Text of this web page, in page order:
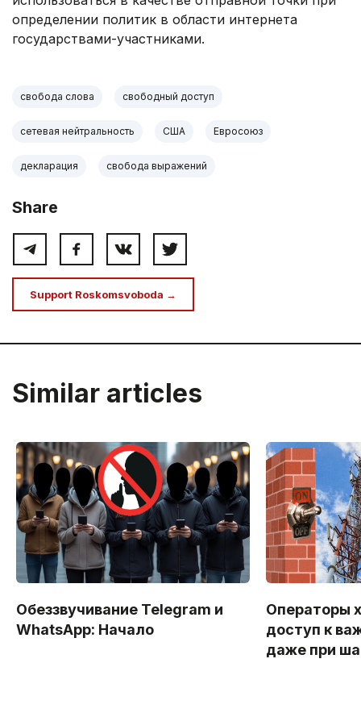
определении политик в области интернета
государствами-участниками.
свобода слова свободный доступ
сетевая нейтральность США Евросоюз
декларация свобода выражений
Share
Support Roskomsvoboda →
Similar articles
Обеззвучивание Telegram и
WhatsApp: Начало
Операторы
доступ к
даже при